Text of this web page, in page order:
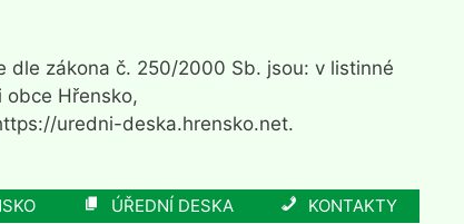
dle zákona č. 250/2000 Sb. jsou: v listinné
obce Hřensko,
uredni-deska.hrensko.net.
ÚŘEDNÍ DESKA KONTAKTY